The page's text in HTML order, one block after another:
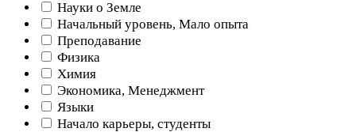
Науки о Земле
Начальный уровень, Мало опыта
Преподавание
Физика
Химия
Экономика, Менеджмент
Языки
Начало карьеры, студенты